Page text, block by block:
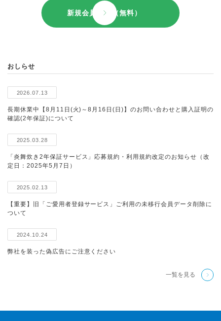
新規会員登録（無料）
おしらせ
2026.07.13
長期休業中【8月11日(火)～8月16日(日)】のお問い合わせと購入証明の
確認(2年保証)について
2025.03.28
「炎舞炊き2年保証サービス」応募規約・利用規約改定のお知らせ（改
定日：2025年5月7日）
2025.02.13
【重要】旧「ご愛用者登録サービス」ご利用の未移行会員データ削除に
ついて
2024.10.24
弊社を装った偽広告にご注意ください
一覧を見る